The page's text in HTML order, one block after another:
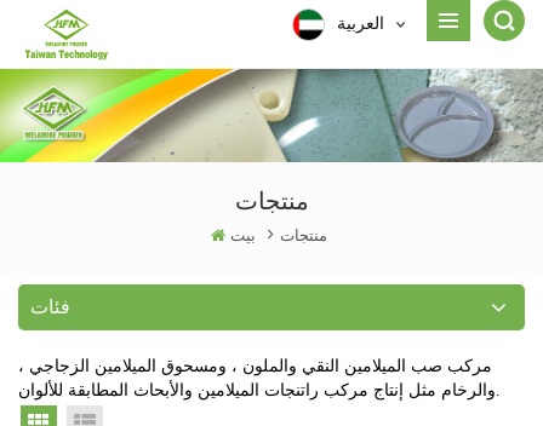
العربية
منتجات
بيت > منتجات
فئات
مركب صب الميلامين النقي والملون ، ومسحوق الميلامين الزجاجي ،